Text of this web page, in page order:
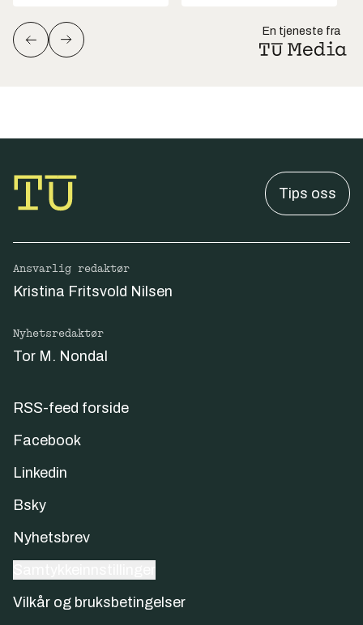
En tjeneste fra
Tips oss
Ansvarlig redaktør
Kristina Fritsvold Nilsen
Nyhetsredaktør
Tor M. Nondal
RSS-feed forside
Facebook
Linkedin
Bsky
Nyhetsbrev
Vilkår og bruksbetingelser